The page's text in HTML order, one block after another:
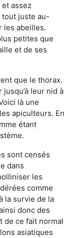
assez
juste au-
les abeilles.
petites que
et de ses
que le thorax.
leur nid à
là une
apiculteurs. En
étant
sont censés
dans
les
comme
la survie de la
donc des
de ce fait normal
asiatiques